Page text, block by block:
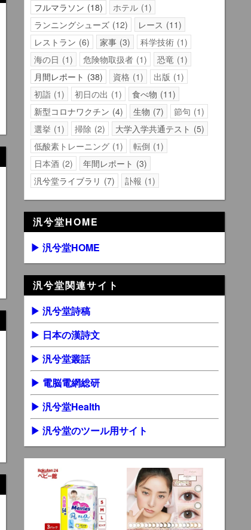
フルマラソン 18 ホテル 1
ランニングシューズ 12 レース
11
レストラン 6 家事 3 科学技術 1
海の日
1 危険物取扱者 1 恐竜 1
月間レポート
38 資格 1 出版 1
初詣 1 初日の出 1 食べ物 11
新型コロナワクチン 4 生物 7 節句 1
選挙 1 掃除 2 大学入学共通テスト
5
低酸素トレーニング 1 転倒 1
日本酒 2 年間レポート
3
汎兮堂ライブラリ
7 訃報 1
汎兮堂HOME
▶ 汎兮堂HOME
汎兮堂関連サイト
▶ 汎兮堂詩稿
▶ 日本の漢詩文
▶ 汎兮堂叢話
▶ 電脳電網総研
▶ 汎兮堂Health
▶ 汎兮堂のツール用サイト